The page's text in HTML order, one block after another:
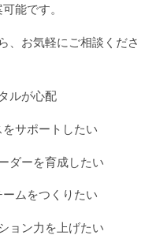
能です。
、お気軽にご相談くださ
ルが心配
サポートしたい
ダーを育成したい
ムをつくりたい
ョン力を上げたい